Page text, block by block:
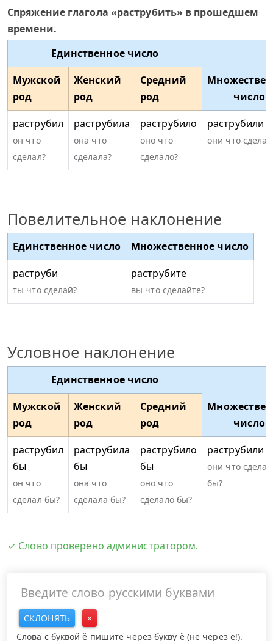
Спряжение глагола «раструбить» в прошедшем
времени.
Единственное число
число
Мужской
род
Женский
род
Средний
род
раструбил
он что
сделал?
раструбила
она что
сделала?
раструбило
оно что
сделало?
раструбили
они что
Повелительное наклонение
Единственное число
Множественное число
раструби
ты что сделай?
раструбите
вы что сделайте?
Условное наклонение
Единственное число
число
Мужской
род
Женский
род
Средний
род
раструбил
бы
он что
сделал бы?
раструбила
бы
она что
сделала бы?
раструбило
бы
оно что
сделало бы?
раструбили
они что
бы?
✓ Слово проверено администратором.
СКЛОНЯТЬ
×
Слова с буквой ё пишите через букву ё (не через е!).